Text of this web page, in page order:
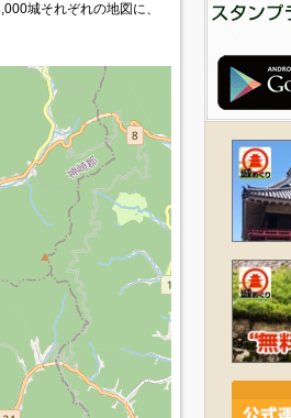
城それぞれの地図に、